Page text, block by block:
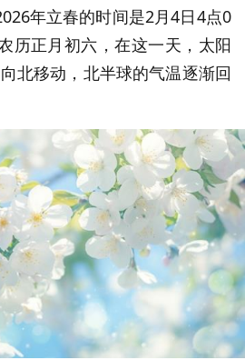
年立春的时间是2月4日4点0
历正月初六，在这一天，太阳
北移动，北半球的气温逐渐回